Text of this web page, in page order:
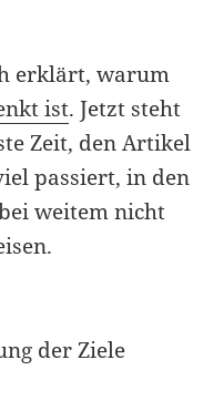
erklärt, warum
ist. Jetzt steht
Zeit, den Artikel
passiert, in den
weitem nicht
der Ziele